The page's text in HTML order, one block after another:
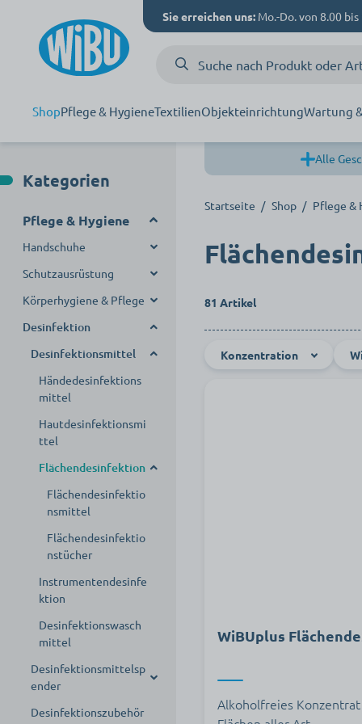
Sie erreichen uns:Mo.-Do. von 8.00 bis
ShopPflege & HygieneTextilienObjekteinrichtungWartung
Kategorien
Pflege & Hygiene
Handschuhe
Einmalhandschuhe
Nitril Handschuhe
Vinyl Handschuhe
Latex Handschuhe
Sonstige
Handschuhe
Mehrweghandschuhe
Handschuhspender
Schutzausrüstung
Mundschutz
Schutzkleidung
Schuhüberzieher &
Körperhygiene & Pflege
Hautintegrität
Handreinigung
Handpflege
Haarpflege
Mundpflege
Gesichtspflege
Haarentfernung
Körperpflege
Körperreinigung
Desinfektion
Desinfektionsmittel
Händedesinfektions
mittel
Hautdesinfektionsmi
ttel
Flächendesinfektion
Flächendesinfektio
nsmittel
Flächendesinfektio
nstücher
Instrumentendesinfe
ktion
Desinfektionswasch
mittel
Desinfektionsmittelsp
ender
Desinfektionsmittels
Desinfektionszubehör
Alle
Startseite / Shop / Pflege &
81 Artikel
Konzentration
WiBUplus
Alkoholfreies